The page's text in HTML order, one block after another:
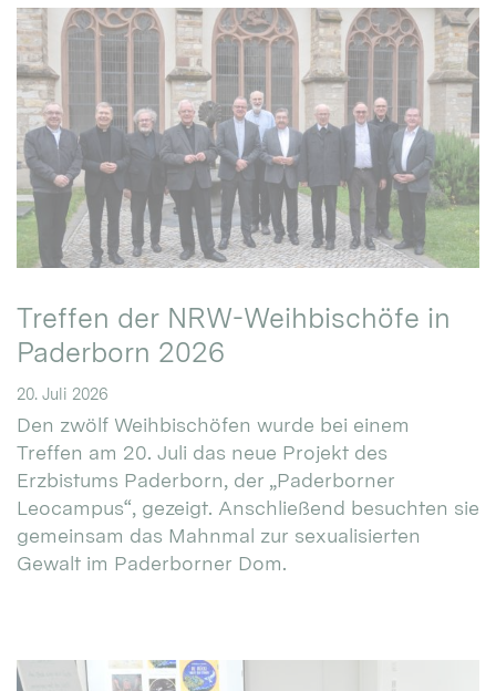
Treffen der NRW-Weihbischöfe in
Paderborn 2026
20. Juli 2026
Den zwölf Weihbischöfen wurde bei einem
Treffen am 20. Juli das neue Projekt des
Erzbistums Paderborn, der „Paderborner
Leocampus“, gezeigt. Anschließend besuchten sie
gemeinsam das Mahnmal zur sexualisierten
Gewalt im Paderborner Dom.